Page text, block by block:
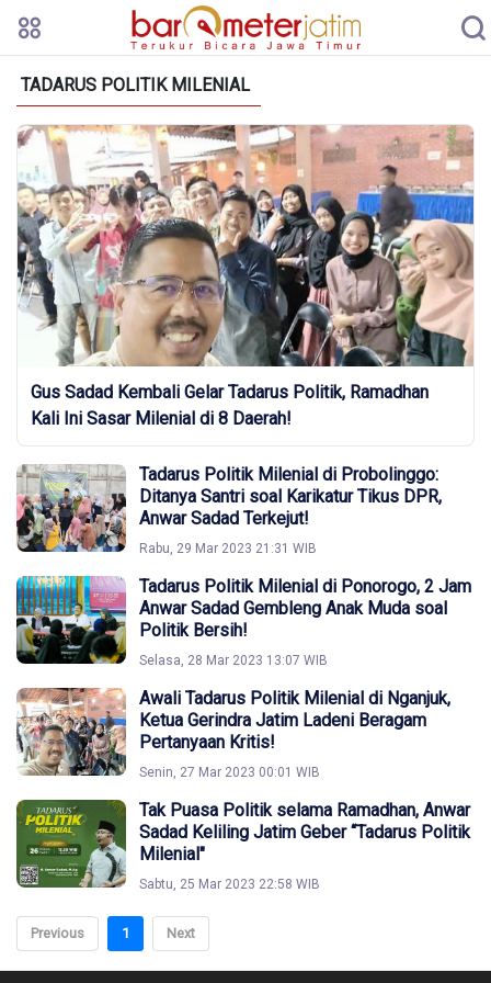
TADARUS POLITIK MILENIAL
Gus Sadad Kembali Gelar Tadarus Politik, Ramadhan
Kali Ini Sasar Milenial di 8 Daerah!
Tadarus Politik Milenial di Probolinggo:
Ditanya Santri soal Karikatur Tikus DPR,
Anwar Sadad Terkejut!
Rabu, 29 Mar 2023 21:31 WIB
Tadarus Politik Milenial di Ponorogo, 2 Jam
Anwar Sadad Gembleng Anak Muda soal
Politik Bersih!
Selasa, 28 Mar 2023 13:07 WIB
Awali Tadarus Politik Milenial di Nganjuk,
Ketua Gerindra Jatim Ladeni Beragam
Pertanyaan Kritis!
Senin, 27 Mar 2023 00:01 WIB
Tak Puasa Politik selama Ramadhan, Anwar
Sadad Keliling Jatim Geber “Tadarus Politik
Milenial"
Sabtu, 25 Mar 2023 22:58 WIB
Previous 1 Next